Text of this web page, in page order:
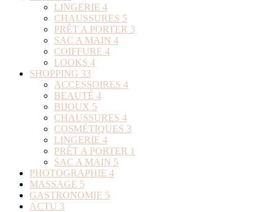
LINGERIE 4
CHAUSSURES 5
PRÊT A PORTER 3
SAC A MAIN 4
COIFFURE 4
LOOKS 4
SHOPPING 33
ACCESSOIRES 4
BEAUTÉ 4
BIJOUX 5
CHAUSSURES 4
COSMÉTIQUES 3
LINGERIE 4
PRÊT A PORTER 1
SAC A MAIN 5
PHOTOGRAPHIE 4
MASSAGE 5
GASTRONOMIE 5
ACTU 3